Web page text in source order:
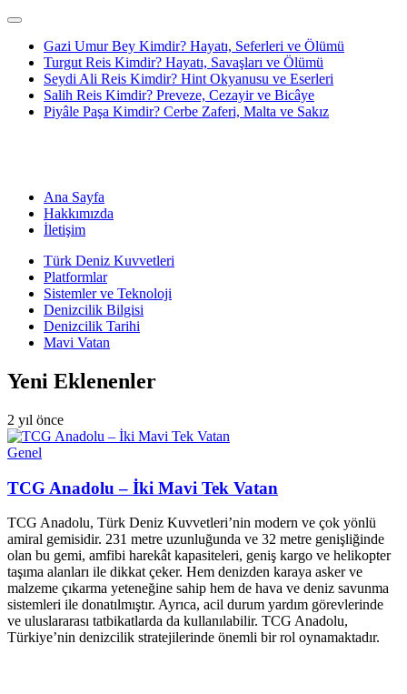
Gazi Umur Bey Kimdir? Hayatı, Seferleri ve Ölümü
Turgut Reis Kimdir? Hayatı, Savaşları ve Ölümü
Seydi Ali Reis Kimdir? Hint Okyanusu ve Eserleri
Salih Reis Kimdir? Preveze, Cezayir ve Bicâye
Piyâle Paşa Kimdir? Cerbe Zaferi, Malta ve Sakız
Ana Sayfa
Hakkımızda
İletişim
Türk Deniz Kuvvetleri
Platformlar
Sistemler ve Teknoloji
Denizcilik Bilgisi
Denizcilik Tarihi
Mavi Vatan
Yeni Eklenenler
2 yıl önce
Genel
TCG Anadolu – İki Mavi Tek Vatan
TCG Anadolu, Türk Deniz Kuvvetleri’nin modern ve çok yönlü
amiral gemisidir. 231 metre uzunluğunda ve 32 metre genişliğinde
olan bu gemi, amfibi harekât kapasiteleri, geniş kargo ve helikopter
taşıma alanları ile dikkat çeker. Hem denizden karaya asker ve
malzeme çıkarma yeteneğine sahip hem de hava ve deniz savunma
sistemleri ile donatılmıştır. Ayrıca, acil durum yardım görevlerinde
ve uluslararası tatbikatlarda da kullanılabilir. TCG Anadolu,
Türkiye’nin denizcilik stratejilerinde önemli bir rol oynamaktadır.